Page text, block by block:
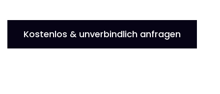
Kostenlos & unverbindlich anfragen